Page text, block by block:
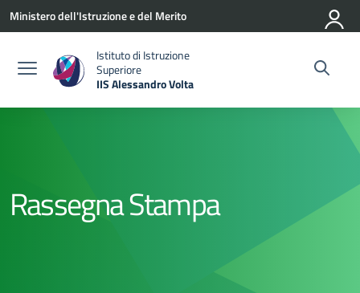
Vai ai contenuti
Vai al menu di navigazione
Vai al footer
Ministero dell'Istruzione e del Merito
Istituto di Istruzione
Superiore
IIS Alessandro Volta
Rassegna Stampa